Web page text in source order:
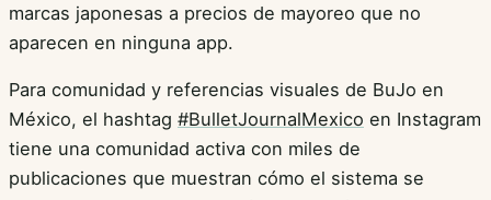
marcas japonesas a precios de mayoreo que no
aparecen en ninguna app.
Para comunidad y referencias visuales de BuJo en
México, el hashtag #BulletJournalMexico en Instagram
tiene una comunidad activa con miles de
publicaciones que muestran cómo el sistema se